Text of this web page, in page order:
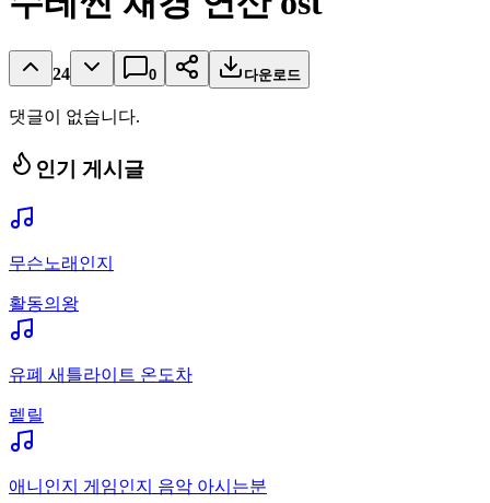
24 0 다운로드
댓글이 없습니다.
인기 게시글
무슨노래인지
활동의왕
유폐 새틀라이트 온도차
렡릴
애니인지 게임인지 음악 아시는분